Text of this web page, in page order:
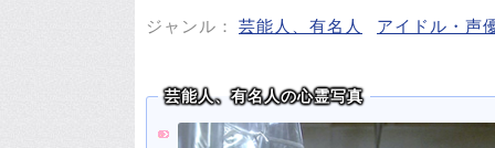
ジャンル： 芸能人、有名人 アイドル・声
芸能人、有名人の心霊写真